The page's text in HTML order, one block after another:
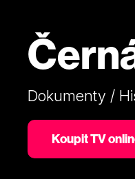
Dokumenty /
Koupit TV